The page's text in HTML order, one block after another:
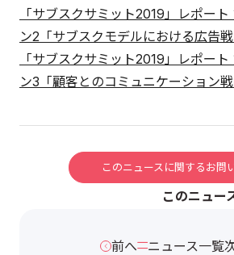
「サブスクサミット2019」レポー
ン2「サブスクモデルにおける広告戦
「サブスクサミット2019」レポー
ン3「顧客とのコミュニケーション戦
このニュースに関するお問
このニュー
前へ ニュース一覧